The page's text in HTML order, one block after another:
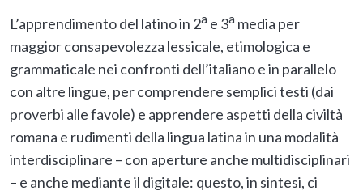
L’apprendimento del latino in 2a e 3a media per
maggior consapevolezza lessicale, etimologica e
grammaticale nei confronti dell’italiano e in parallelo
con altre lingue, per comprendere semplici testi (dai
proverbi alle favole) e apprendere aspetti della civiltà
romana e rudimenti della lingua latina in una modalità
interdisciplinare – con aperture anche multidisciplinari
– e anche mediante il digitale: questo, in sintesi, ci